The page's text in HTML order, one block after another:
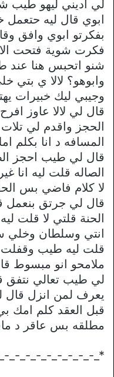
لي اديني ليهو طيب
ابوي قال ليه
بفكرتو ابوي وافق
فكرت شوية فتحت
شنو اتحبس هنا عند
وابوهو؟ لالا ي بتي
وجيبي ليك خبيرات
قال لي لالا عاوز
الحجز واقدم لي
المسافه د انا بكلم
قال لي طيب احجز
الصاله قلت ليه انا
لا كلام فاضي بس
قال لي جرتق بنعمل
الحنة قلتي لا قلت
انتي وسلطان وخلي
قلت ليه طيب
ملامحو انو مبسوط
لي طيب تعالي نتفق
يعرف لمن انزل
قبل العقد كلم امك
مطلقه بس عاقر د
_-_-_-_-_-_-_-_-_-*